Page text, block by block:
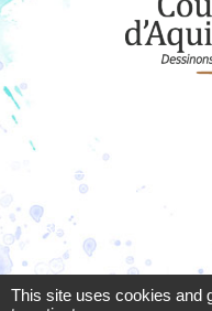
Résidence La
This site uses cookies and